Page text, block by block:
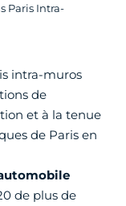
Paris Intra-
intra-muros
de
et à la tenue
de Paris en
de plus de